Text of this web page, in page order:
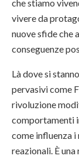
che stiamo
vivere da
nuove sfide che
conseguenze
Là dove si
pervasivi come
rivoluzione
comportamenti
come influenza
reazionali. È